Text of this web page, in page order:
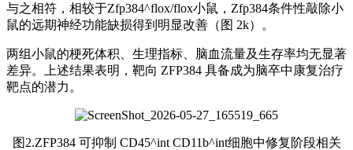
与之相符，相较于Zfp384^flox/flox小鼠，Zfp384条件性敲除小
鼠的远期神经功能缺损得到明显改善（图 2k）。
两组小鼠的梗死体积、生理指标、脑血流量及生存率均无显著
差异。上述结果表明，靶向 ZFP384 具备成为脑卒中康复治疗
靶点的潜力。
图2.ZFP384 可抑制 CD45^int CD11b^int细胞中修复阶段相关